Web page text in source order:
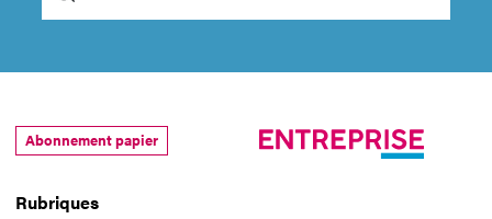
Rubriques
Abonnement papier